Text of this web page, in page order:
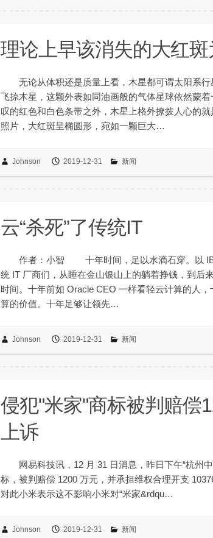
理论上早该消失的大红斑
无论从体积还是质量上看，木星都可谓太阳系行
飞掠木星，这颗外表如同油画般的气体星球依然
叹的红色和白色条带之外，木星上格外撩拨人心的
照片，大红斑呈椭圆形，宛如一颗巨大…
Johnson 2019-12-31 新闻
云“杀死”了传统IT
作者：小智 十年时间，足以水滴石穿。以
统 IT 厂商们，从睡在金山银山上的躺着挣钱，到后
时间。十年前如 Oracle CEO 一样看轻云计算的人
算的价值。十年足够让领先…
Johnson 2019-12-31 新闻
侵犯"米家"商标被判赔偿
上诉
网易科技讯，12 月 31 日消息，昨日下午“杭州中
标，被判赔偿 1200 万元，并承担维权合理开支
对此小米表示这不影响小米对“米家&rdqu…
Johnson 2019-12-31 新闻